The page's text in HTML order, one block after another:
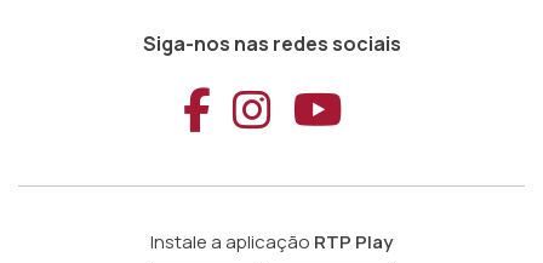
Siga-nos nas redes sociais
Aceder ao
Aceder ao
Aceder
Instale a aplicação RTP Play